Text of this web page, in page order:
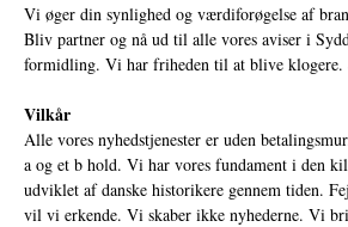
Vi øger din synlighed og værdiforøgelse af
Bliv partner og nå ud til alle vores aviser i
formidling. Vi har friheden til at blive klogere.
Vilkår
Alle vores nyhedstjenester er uden
a og et b hold. Vi har vores fundament i den
udviklet af danske historikere gennem tiden.
vil vi erkende. Vi skaber ikke nyhederne. Vi